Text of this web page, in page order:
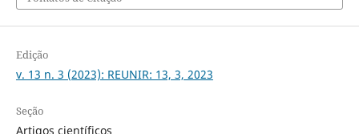
Edição
v. 13 n. 3 (2023): REUNIR: 13, 3, 2023
Seção
Artigos científicos